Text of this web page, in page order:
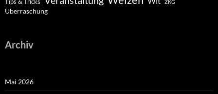
ZKG
Überraschung
Archiv
Mai 2026